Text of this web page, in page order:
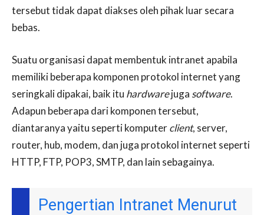
tersebut tidak dapat diakses oleh pihak luar secara
bebas.
Suatu organisasi dapat membentuk intranet apabila
memiliki beberapa komponen protokol internet yang
seringkali dipakai, baik itu hardwarejuga software.
Adapun beberapa dari komponen tersebut,
diantaranya yaitu seperti komputerclient, server,
router, hub, modem, dan juga protokol internet seperti
HTTP, FTP, POP3, SMTP, dan lain sebagainya.
Pengertian Intranet Menurut